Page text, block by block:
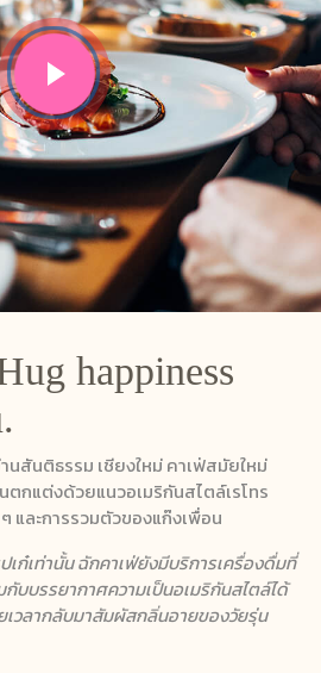
happiness
สันติธรรม เชียงใหม่ คาเฟ่สมัยใหม่
ตกแต่งด้วยแนวอเมริกันสไตล์เรโทร
และการรวมตัวของแก๊งเพื่อน
เก๋เท่านั้น ฉักคาเฟ่ยังมีบริการเครื่องดื่มที่
บบรรยากาศความเป็นอเมริกันสไตล์ได้
เวลากลับมาสัมผัสกลิ่นอายของวัยรุ่น